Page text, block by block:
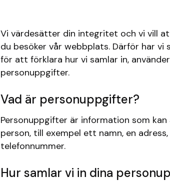
Vi värdesätter din integritet och vi vill
du besöker vår webbplats. Därför har
för att förklara hur vi samlar in,
personuppgifter.
Vad är personuppgifter?
Personuppgifter är information som
person, till exempel ett namn, en
telefonnummer.
Hur samlar vi in dina